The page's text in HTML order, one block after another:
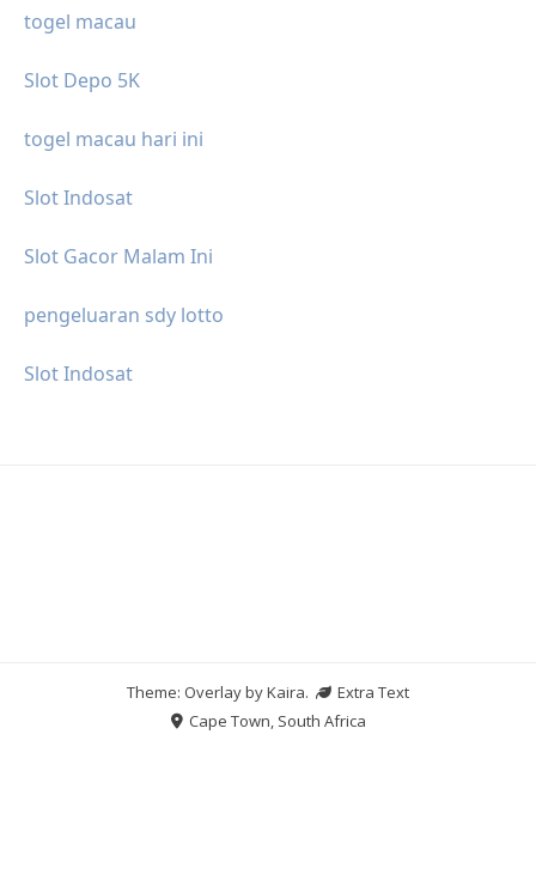
togel macau
Slot Depo 5K
togel macau hari ini
Slot Indosat
Slot Gacor Malam Ini
pengeluaran sdy lotto
Slot Indosat
Theme: Overlay byKaira.
Extra Text
Cape Town, South Africa